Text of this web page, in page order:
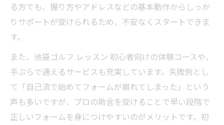
る方でも、握り方やアドレスなどの基本動作からしっか
りサポートが受けられるため、不安なくスタートできま
す。
また、池袋ゴルフ レッスン 初心者向けの体験コースや、
手ぶらで通えるサービスも充実しています。失敗例とし
て「自己流で始めてフォームが崩れてしまった」という
声も多いですが、プロの助言を受けることで早い段階で
正しいフォームを身につけやすいのがメリットです。初